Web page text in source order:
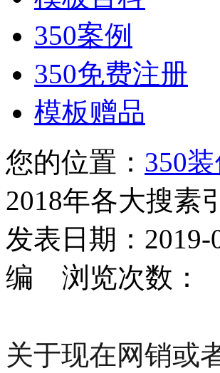
350案例
350免费注册
模板赠品
您的位置： 350
2018年各大搜素
发表日期：
编 浏览次数：
关于现在网销或